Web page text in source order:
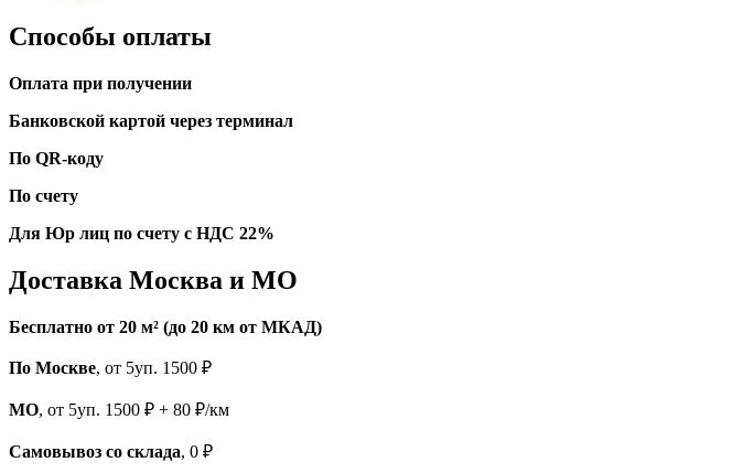
Способы оплаты
Оплата при получении
Банковской картой через терминал
По QR-коду
По счету
Для Юр лиц по счету с НДС 22%
Доставка Москва и МО
Бесплатно от 20 м² (до 20 км от МКАД)
По Москве, от 5уп. 1500 ₽
МО, от 5уп. 1500 ₽ + 80 ₽/км
Самовывоз со склада, 0 ₽